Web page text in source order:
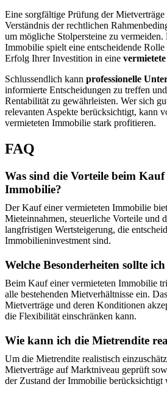
Eine sorgfältige Prüfung der
Verständnis der rechtlichen
um mögliche Stolpersteine zu vermeiden.
Immobilie spielt eine entscheidende
Erfolg Ihrer Investition in eine
Schlussendlich kann professionelle
informierte Entscheidungen zu treffen
Rentabilität zu gewährleisten. Wer sich
relevanten Aspekte berücksichtigt, kann
vermieteten Immobilie stark profitieren.
FAQ
Was sind die Vorteile beim Kauf
Immobilie?
Der Kauf einer vermieteten Immobilie
Mieteinnahmen, steuerliche Vorteile und
langfristigen Wertsteigerung, die
Immobilieninvestment sind.
Welche Besonderheiten sollte
Beim Kauf einer vermieteten Immobilie
alle bestehenden Mietverhältnisse ein.
Mietverträge und deren Konditionen
die Flexibilität einschränken kann.
Wie kann ich die Mietrendite
Um die Mietrendite realistisch
Mietverträge auf Marktniveau geprüft
der Zustand der Immobilie berücksichtigt